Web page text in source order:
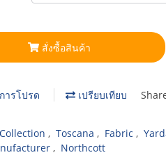
สั่งซื้อสินค้า
ารโปรด เปรียบเทียบ
Collection , Toscana , Fabric ,
, Northcott